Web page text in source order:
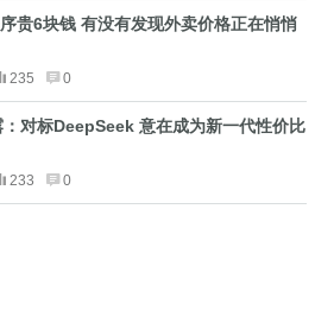
贵6块钱 有没有发现外卖价格正在悄悄
235 0
对标DeepSeek 意在成为新一代性价比
233 0